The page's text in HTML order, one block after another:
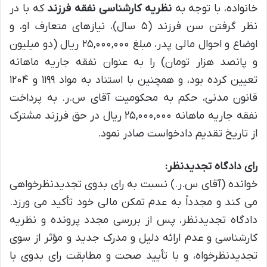
خانواده، با توجه بهنظریه کارشناسی نفقه فرزند که با در
نظر گرفتن سن فرزند (۵ سال)، نیازهای متعارف او، و
اوضاع و احوال مالی پدر، مبلغ ۲۵,۰۰۰,۰۰۰ ریال (دو میلیون
و پانصد هزار تومان) را به عنوان نفقه جاریه ماهانه
تعیین کرده بود، و همچنین با استناد به مواد ۱۱۹۹ و ۱۲۰۴
قانون مدنی، حکم به محکومیت آقای س.ر. به پرداخت
نفقه جاریه ماهانه ۲۵,۰۰۰,۰۰۰ ریال در حق فرزند مشترک
از تاریخ تقدیم دادخواست صادر نمود.
رای دادگاه تجدیدنظر:
خوانده (آقای س.ر.) نسبت به رای بدوی تجدیدنظرخواهی
می کند و مجدداً به عدم تمکن مالی خود تأکید می ورزد.
دادگاه تجدیدنظر، پس از بررسی مجدد پرونده و نظریه
کارشناسی و عدم ارائه دلیل و مدرک جدید و مؤثر از سوی
تجدیدنظرخواه، و با تأیید صحت و مطابقت رای بدوی با